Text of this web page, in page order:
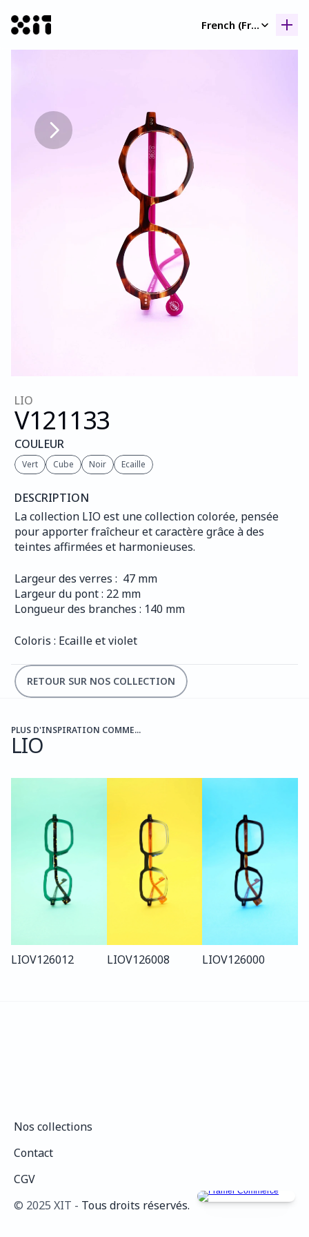
French (France)
LIO
V121133
COULEUR
Vert Cube Noir Ecaille
DESCRIPTION
La collection LIO est une collection colorée, pensée
pour apporter fraîcheur et caractère grâce à des
teintes affirmées et harmonieuses.
Largeur des verres :  47 mm
Largeur du pont : 22 mm
Longueur des branches : 140 mm
Coloris : Ecaille et violet
RETOUR SUR NOS COLLECTION
PLUS D'INSPIRATION COMME...
LIO
LIOV126012 LIOV126008 LIOV126000
©️ 2025 XIT - Tous droits réservés.
Nos collections
Contact
CGV